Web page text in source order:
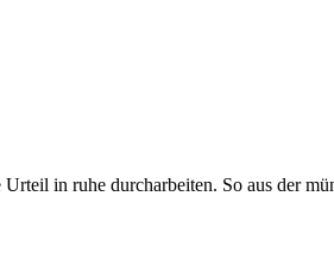
in ruhe durcharbeiten. So aus der